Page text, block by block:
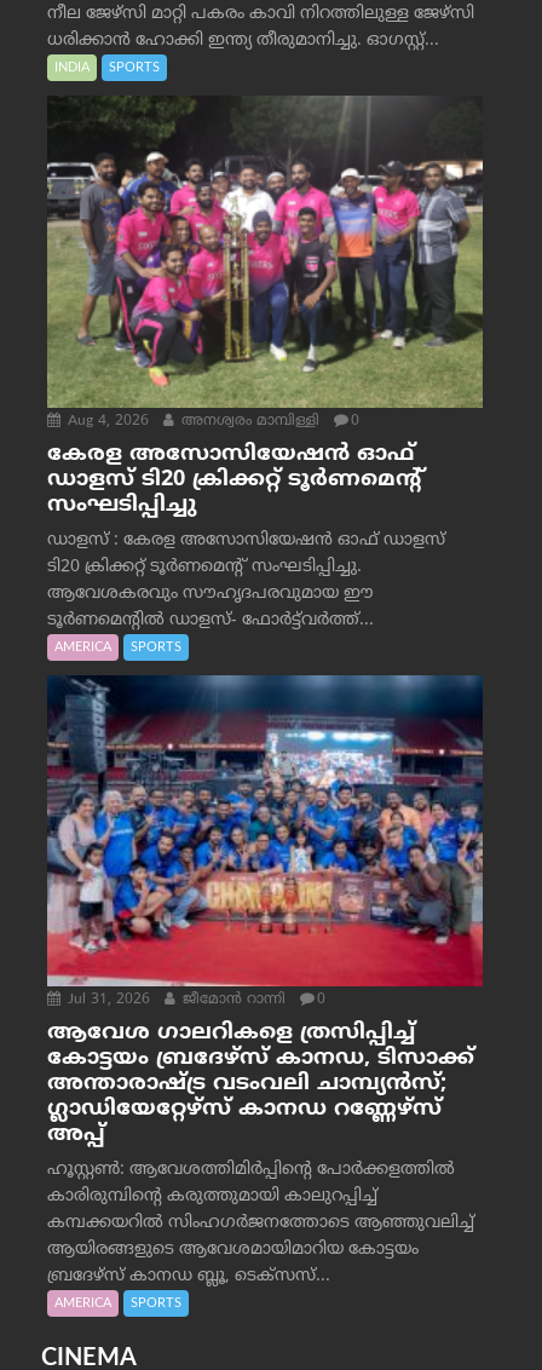
നീല ജേഴ്‌സി മാറ്റി പകരം കാവി നിറത്തിലുള്ള ജേഴ്‌സി
ധരിക്കാൻ ഹോക്കി ഇന്ത്യ തീരുമാനിച്ചു. ഓഗസ്റ്റ്...
INDIA SPORTS
Aug 4, 2026 അനശ്വരം മാമ്പിള്ളി 0
കേരള അസോസിയേഷൻ ഓഫ്
ഡാളസ് ടി20 ക്രിക്കറ്റ് ടൂർണമെന്റ്
സംഘടിപ്പിച്ചു
ഡാളസ് : കേരള അസോസിയേഷൻ ഓഫ് ഡാളസ്
ടി20 ക്രിക്കറ്റ് ടൂർണമെന്റ് സംഘടിപ്പിച്ചു.
ആവേശകരവും സൗഹൃദപരവുമായ ഈ
ടൂർണമെന്റിൽ ഡാളസ്- ഫോർട്ട്‌വര്‍ത്ത്...
AMERICA SPORTS
Jul 31, 2026 ജീമോന്‍ റാന്നി 0
ആവേശ ഗാലറികളെ ത്രസിപ്പിച്ച്
കോട്ടയം ബ്രദേഴ്‌സ് കാനഡ, ടിസാക്ക്
അന്താരാഷ്ട്ര വടംവലി ചാമ്പ്യന്‍സ്;
ഗ്ലാഡിയേറ്റേഴ്‌സ് കാനഡ റണ്ണേഴ്‌സ്
അപ്പ്
ഹൂസ്റ്റണ്‍: ആവേശത്തിമിര്‍പ്പിന്റെ പോര്‍ക്കളത്തില്‍
കാരിരുമ്പിന്റെ കരുത്തുമായി കാലുറപ്പിച്ച്
കമ്പക്കയറില്‍ സിംഹഗര്‍ജനത്തോടെ ആഞ്ഞുവലിച്ച്
ആയിരങ്ങളുടെ ആവേശമായിമാറിയ കോട്ടയം
ബ്രദേഴ്‌സ് കാനഡ ബ്ലൂ, ടെക്‌സസ്...
AMERICA SPORTS
CINEMA